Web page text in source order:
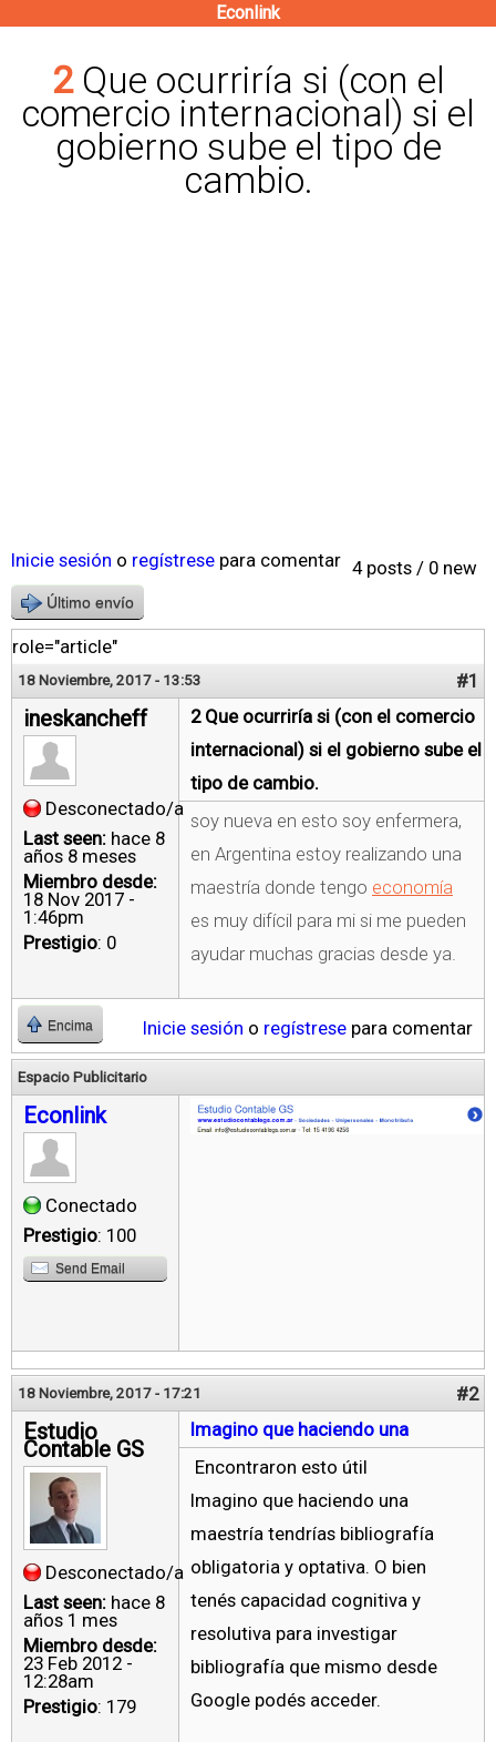
contenido
principal
Econlink
2 Que ocurriría si (con el
comercio internacional) si el
gobierno sube el tipo de
cambio.
4 posts / 0 new
Inicie sesión o regístrese para comentar
Último envío
role="article"
18 Noviembre, 2017 - 13:53 #1
ineskancheff
Desconectado/a
Last seen: hace 8
años 8 meses
Miembro desde:
18 Nov 2017 -
1:46pm
Prestigio: 0
2 Que ocurriría si (con el comercio
internacional) si el gobierno sube el
tipo de cambio.
soy nueva en esto soy enfermera,
en Argentina estoy realizando una
maestría donde tengo economía
es muy difícil para mi si me pueden
ayudar muchas gracias desde ya.
Encima Inicie sesión o regístrese para comentar
Espacio Publicitario
Econlink
Conectado
Prestigio: 100
Send Email
18 Noviembre, 2017 - 17:21 #2
Estudio
Contable GS
Desconectado/a
Last seen: hace 8
años 1 mes
Miembro desde:
23 Feb 2012 -
12:28am
Prestigio: 179
Imagino que haciendo una
Encontraron esto útil
Imagino que haciendo una
maestría tendrías bibliografía
obligatoria y optativa. O bien
tenés capacidad cognitiva y
resolutiva para investigar
bibliografía que mismo desde
Google podés acceder.